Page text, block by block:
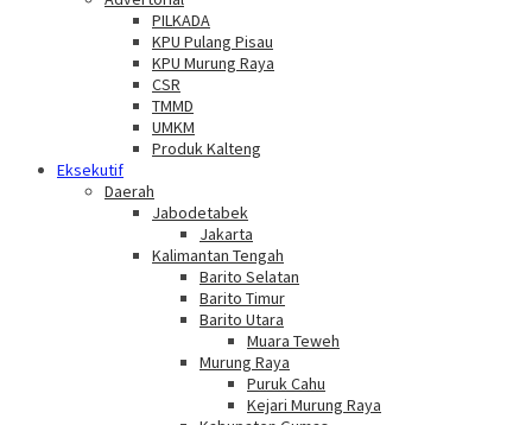
PILKADA
KPU Pulang Pisau
KPU Murung Raya
CSR
TMMD
UMKM
Produk Kalteng
Eksekutif
Daerah
Jabodetabek
Jakarta
Kalimantan Tengah
Barito Selatan
Barito Timur
Barito Utara
Muara Teweh
Murung Raya
Puruk Cahu
Kejari Murung Raya